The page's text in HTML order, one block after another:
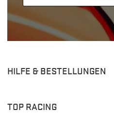
HILFE & BESTELLUNGEN
TOP RACING